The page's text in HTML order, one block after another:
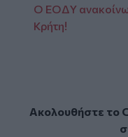
Ο ΕΟΔY
Κρήτη!
Ακολουθήστε το